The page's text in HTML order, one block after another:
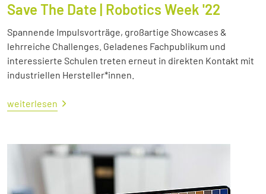
Save The Date | Robotics Week '22
Spannende Impulsvorträge, großartige Showcases &
lehrreiche Challenges. Geladenes Fachpublikum und
interessierte Schulen treten erneut in direkten Kontakt mit
industriellen Hersteller*innen.
weiterlesen